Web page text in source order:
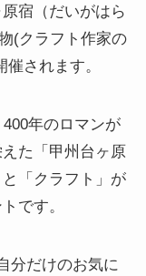
宿（だいがはら
(クラフト作家の
されます。
年のロマンが
た「甲州台ヶ原
「クラフト」が
です。
分だけのお気に